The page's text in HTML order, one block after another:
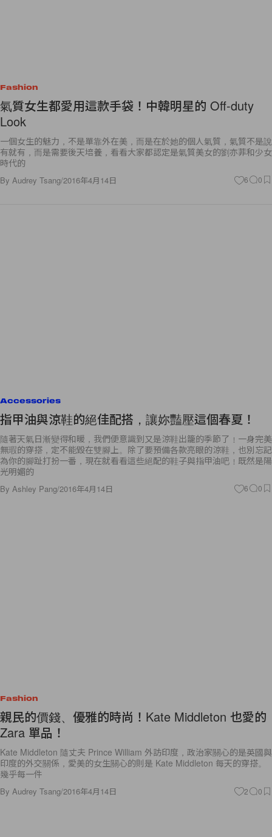
Fashion
氣質女生都愛用這款手袋！中韓明星的 Off-duty
Look
一個女生的魅力，不是單靠外在美，而是在於她的個人氣質，氣質不是說
有就有，而是需要後天培養，看看大家都認定是氣質美女的劉亦菲和少女
時代的
By Audrey Tsang/2016年4月14日 6 0
Accessories
指甲油與涼鞋的絕佳配搭，讓妳豔壓這個春夏！
隨著天氣日漸變得和暖，我們便意識到又是涼鞋出籠的季節了﹗一身完美
無瑕的穿搭，定不能毀在雙腳上。除了要預備各款亮眼的涼鞋，也別忘記
為你的腳趾打扮一番，現在就看看這些絕配的鞋子與指甲油吧﹗既然是陽
光明媚的
By Ashley Pang/2016年4月14日 6 0
Fashion
親民的價錢、優雅的時尚！Kate Middleton 也愛的
Zara 單品！
Kate Middleton 隨丈夫 Prince William 外訪印度，政治家關心的是英國與
印度的外交關係，愛美的女生關心的則是 Kate Middleton 每天的穿搭。
幾乎每一件
By Audrey Tsang/2016年4月14日 2 0